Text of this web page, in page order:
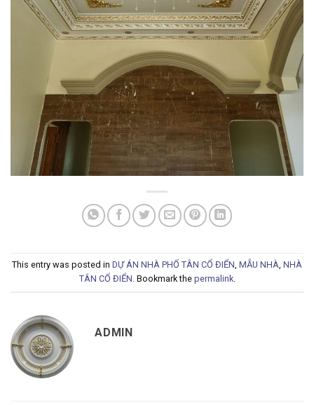
This entry was posted in DỰ ÁN NHÀ PHỐ TÂN CỔ ĐIỂN, MẪU NHÀ, NHÀ
TÂN CỔ ĐIỂN. Bookmark the permalink.
ADMIN